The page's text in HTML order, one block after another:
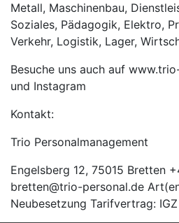
Metall, Maschinenbau,
Soziales, Pädagogik, Elektro,
Verkehr, Logistik, Lager,
Besuche uns auch auf
und Instagram
Kontakt:
Trio Personalmanagement
Engelsberg 12, 75015 Bretten
bretten@trio-personal.de
Neubesetzung Tarifvertrag: IGZ